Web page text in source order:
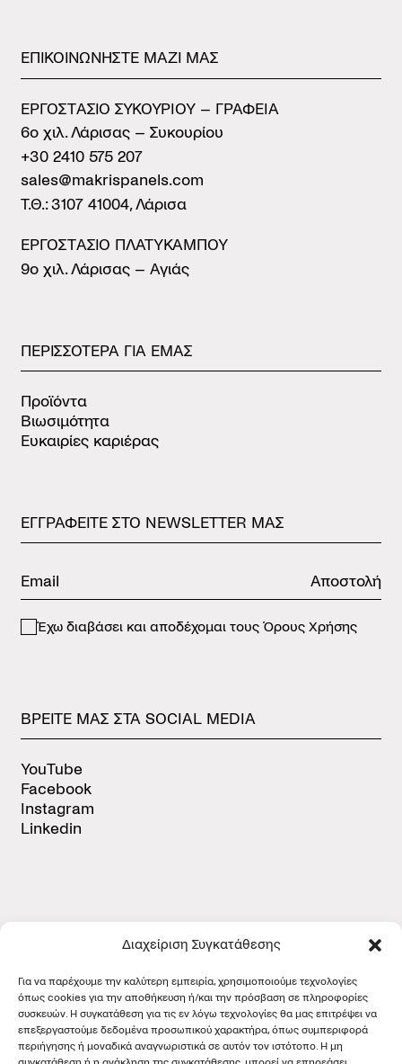
Διαχείριση Συγκατάθεσης
Για να παρέχουμε την καλύτερη εμπειρία, χρησιμοποιούμε τεχνολογίες
όπως cookies για την αποθήκευση ή/και την πρόσβαση σε πληροφορίες
συσκευών. Η συγκατάθεση για τις εν λόγω τεχνολογίες θα μας επιτρέψει να
επεξεργαστούμε δεδομένα προσωπικού χαρακτήρα, όπως συμπεριφορά
περιήγησης ή μοναδικά αναγνωριστικά σε αυτόν τον ιστότοπο. Η μη
ΕΠΙΚΟΙΝΩΝΗΣΤΕ ΜΑΖΙ ΜΑΣ
ΕΡΓΟΣΤAΣΙΟ ΣΥΚΟΥΡIΟΥ – ΓΡΑΦΕIΑ
6ο χιλ. Λάρισας – Συκουρίου
+30 2410 575 207
sales@makrispanels.com
Τ.Θ.: 3107 41004, Λάρισα
ΕΡΓΟΣΤAΣΙΟ ΠΛΑΤYΚΑΜΠΟΥ
9ο χιλ. Λάρισας – Αγιάς
ΠΕΡΙΣΣΟΤΕΡΑ ΓΙΑ ΕΜΑΣ
Προϊόντα
Βιωσιμότητα
Ευκαιρίες καριέρας
ΕΓΓΡΑΦΕΙΤΕ ΣΤΟ NEWSLETTER ΜΑΣ
Αποστολή
Έχω διαβάσει και αποδέχομαι τουςΌρους Χρήσης
ΒΡΕΙΤΕ ΜΑΣ ΣΤΑ SOCIAL MEDIA
YouTube
Facebook
Instagram
Linkedin